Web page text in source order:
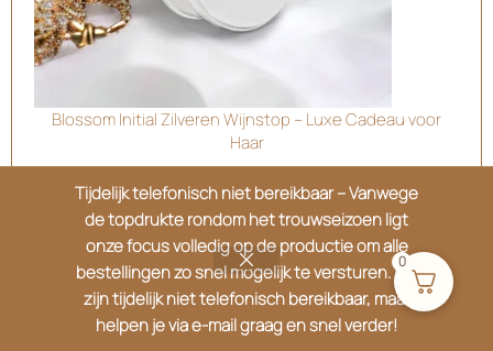
Tijdelijk telefonisch niet bereikbaar – Vanwege
de topdrukte rondom het trouwseizoen ligt
onze focus volledig op de productie om alle
bestellingen zo snel mogelijk te versturen. We
zijn tijdelijk niet telefonisch bereikbaar, maar
helpen je via e-mail graag en snel verder!
Blossom Initial Zilveren Wijnstop – Luxe Cadeau voor
Haar
€36.95
0